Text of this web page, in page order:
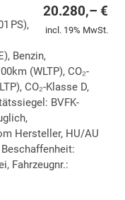
20.280,– €
incl. 19% MwSt.
PS),
Benzin,
(WLTP), CO₂-
CO₂-Klasse D,
BVFK-
Hersteller, HU/AU
Fahrzeugnr.: